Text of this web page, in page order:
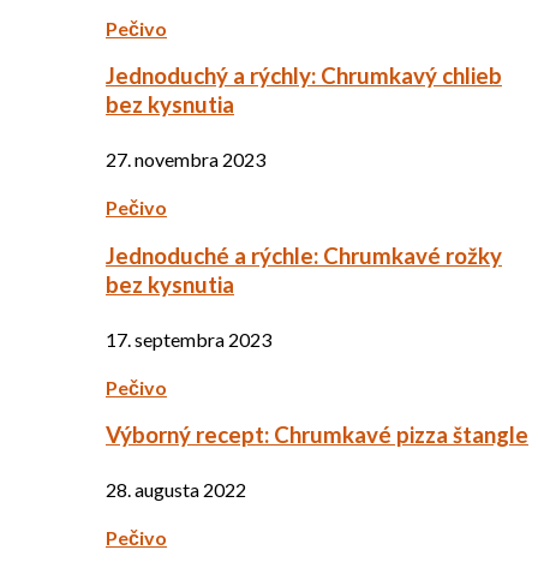
Pečivo
Jednoduchý a rýchly: Chrumkavý chlieb
bez kysnutia
27. novembra 2023
Pečivo
Jednoduché a rýchle: Chrumkavé rožky
bez kysnutia
17. septembra 2023
Pečivo
Výborný recept: Chrumkavé pizza štangle
28. augusta 2022
Pečivo